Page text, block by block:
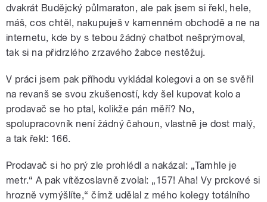
dvakrát Budějcký půlmaraton, ale pak jsem si řekl, hele,
máš, cos chtěl, nakupuješ v kamenném obchodě a ne na
internetu, kde by s tebou žádný chatbot nešprýmoval,
tak si na přidrzlého zrzavého žabce nestěžuj.
V práci jsem pak příhodu vykládal kolegovi a on se svěřil
na revanš se svou zkušeností, kdy šel kupovat kolo a
prodavač se ho ptal, kolikže pán měří? No,
spolupracovník není žádný čahoun, vlastně je dost malý,
a tak řekl: 166.
Prodavač si ho prý zle prohlédl a nakázal: „Tamhle je
metr.“ A pak vítězoslavně zvolal: „157! Aha! Vy prckové si
hrozně vymýšlíte,“ čímž udělal z mého kolegy totálního